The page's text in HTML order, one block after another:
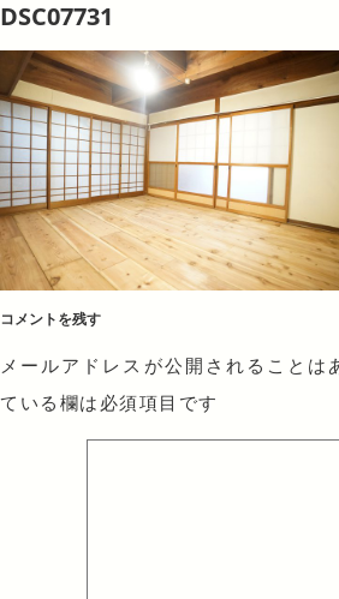
DSC07731
コメントを残す
メールアドレスが公開されることは
ている欄は必須項目です